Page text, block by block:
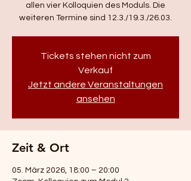
allen vier Kolloquien des Moduls. Die
weiteren Termine sind 12.3./19.3./26.03.
Tickets stehen nicht zum
Verkauf
Jetzt andere Veranstaltungen
ansehen
Zeit & Ort
05. März 2026, 18:00 – 20:00